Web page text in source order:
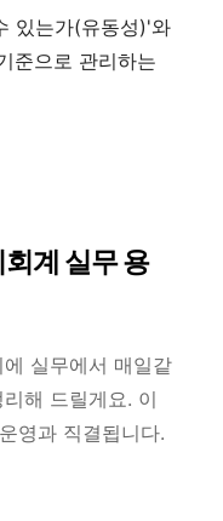
있는가(유동성)'와
준으로 관리하는
계 실무 용
실무에서 매일같
해 드릴게요. 이
영과 직결됩니다.